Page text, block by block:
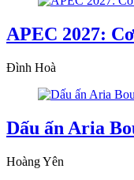
APEC 2027:
Đình Hoà
Dấu ấn Aria
Hoàng Yên